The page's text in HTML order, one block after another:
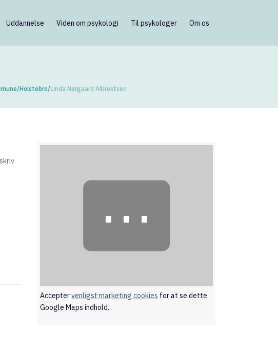
Uddannelse Viden om psykologi Til psykologer Om os
/Holstebro/Linda Nørgaard Albrektsen
⋯
Acceptervenligst marketing cookies for at se dette
Google Maps indhold.